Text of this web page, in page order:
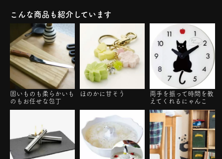
こんな商品も紹介しています
固いものも柔らかいも
のもお任せな包丁
ほのかに甘そう
両手を振って時間を教
えてくれるにゃんこ